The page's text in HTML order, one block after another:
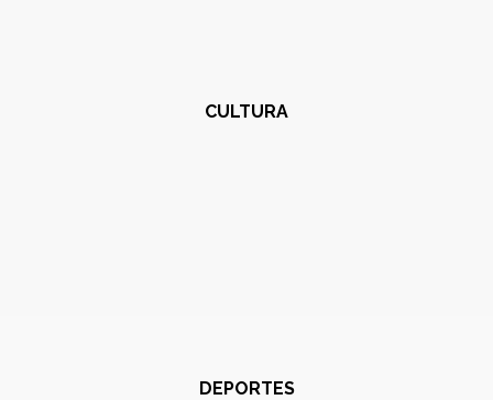
CULTURA
DEPORTES